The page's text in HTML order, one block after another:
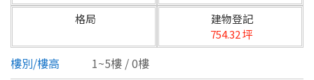
基隆市
宜蘭縣
格局
建物登記
754.32 坪
樓別/樓高
1~5樓 / 0樓